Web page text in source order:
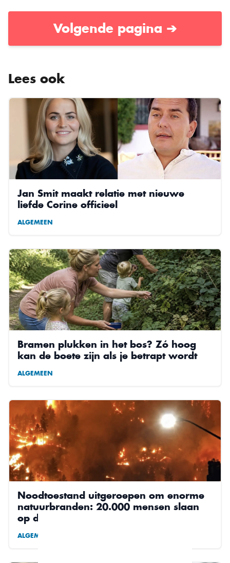
Volgende pagina ➔
Lees ook
Jan Smit maakt relatie met nieuwe
liefde Corine officieel
ALGEMEEN
Bramen plukken in het bos? Zó hoog
kan de boete zijn als je betrapt wordt
ALGEMEEN
Noodtoestand uitgeroepen om enorme
natuurbranden: 20.000 mensen slaan
op de vlucht
ALGEMEEN